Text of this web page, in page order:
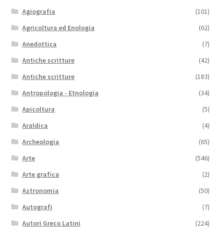
Agiografia
(101)
Agricoltura ed Enologia
(62)
Anedottica
(7)
Antiche scritture
(42)
Antiche scritture
(183)
Antropologia - Etnologia
(34)
Apicoltura
(5)
Araldica
(4)
Archeologia
(65)
Arte
(546)
Arte grafica
(2)
Astronomia
(50)
Autografi
(7)
Autori Greco Latini
(224)